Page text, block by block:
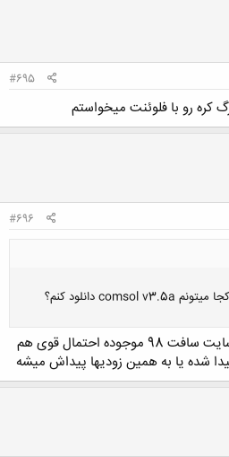
#695
رو با فلوئنت میخواستم
#696
کسی هست منو راهنمایی کنه از کجا میتونم comsol v3.5a دانلود کنم؟
الان که کمسول 5.5 تو بازار و سایت سافت 98 موجوده احتمال قوی هم